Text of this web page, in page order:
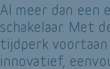
Al meer dan een
schakelaar. Met
tijdperk
innovatief,